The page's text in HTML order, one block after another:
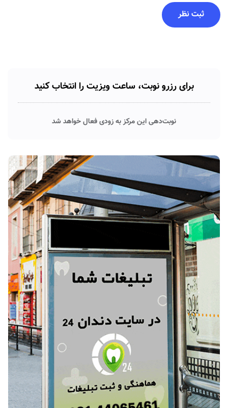
برای رزرو نوبت، ساعت ویزیت را انتخاب کنید
نوبت‌دهی این مرکز به زودی فعال خواهد شد